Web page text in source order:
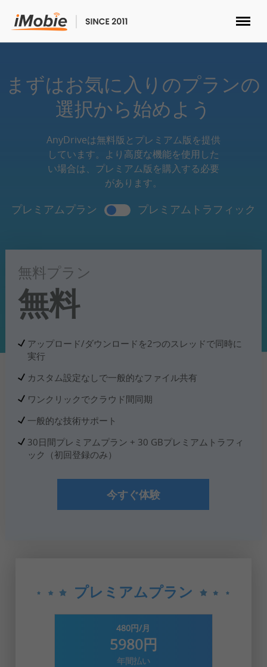
データ転送
便利ツール
ダウンロード
サポート
言語選択
まずはお気に入りのプランの
選択から始めよう
AnyDriveは無料版とプレミアム版を提供
しています。より高度な機能を使用した
い場合は、プレミアム版を購入する必要
があります。
プレミアムプラン プレミアムトラフィック
無料プラン
無料
アップロード/ダウンロードを2つのスレッドで同時に
実行
カスタム設定なしで一般的なファイル共有
ワンクリックでクラウド間同期
一般的な技術サポート
30日間プレミアムプラン + 30 GBプレミアムトラフィ
ック（初回登録のみ）
今すぐ体験
プレミアムプラン
480円/月
5980円
年間払い